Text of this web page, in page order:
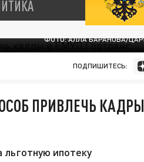
ФОТО: АЛЛА БАРАНОВА/
ПОДПИШИТЕСЬ:
ПРИВЛЕЧЬ
ипотеку